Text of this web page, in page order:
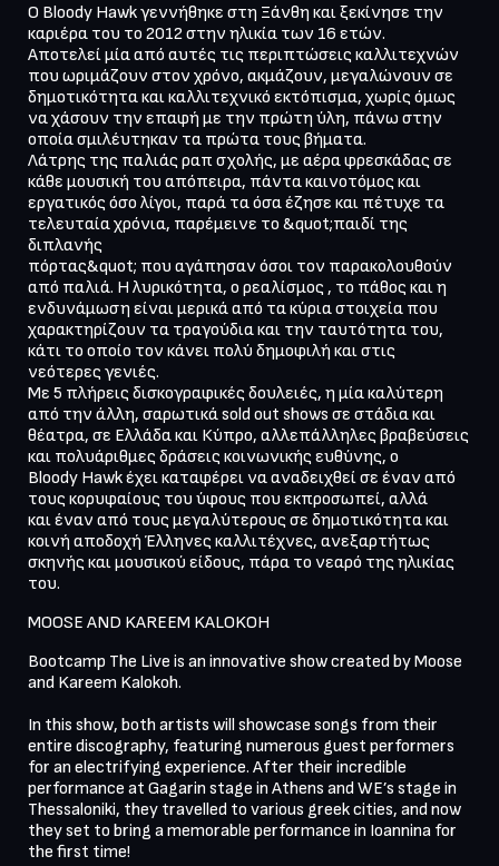
Ο Bloody Hawk γεννήθηκε στη Ξάνθη και ξεκίνησε την
καριέρα του το 2012 στην ηλικία των 16 ετών.
Αποτελεί μία από αυτές τις περιπτώσεις καλλιτεχνών
που ωριμάζουν στον χρόνο, ακμάζουν, μεγαλώνουν σε
δημοτικότητα και καλλιτεχνικό εκτόπισμα, χωρίς όμως
να χάσουν την επαφή με την πρώτη ύλη, πάνω στην
οποία σμιλέυτηκαν τα πρώτα τους βήματα.
Λάτρης της παλιάς ραπ σχολής, με αέρα φρεσκάδας σε
κάθε μουσική του απόπειρα, πάντα καινοτόμος και
εργατικός όσο λίγοι, παρά τα όσα έζησε και πέτυχε τα
τελευταία χρόνια, παρέμεινε το &quot;παιδί της
διπλανής
πόρτας&quot; που αγάπησαν όσοι τον παρακολουθούν
από παλιά. H λυρικότητα, ο ρεαλίσμος , το πάθος και η
ενδυνάμωση είναι μερικά από τα κύρια στοιχεία που
χαρακτηρίζουν τα τραγούδια και την ταυτότητα του,
κάτι το οποίο τον κάνει πολύ δημοφιλή και στις
νεότερες γενιές.
Με 5 πλήρεις δισκογραφικές δουλειές, η μία καλύτερη
από την άλλη, σαρωτικά sold out shows σε στάδια και
θέατρα, σε Ελλάδα και Κύπρο, αλλεπάλληλες βραβεύσεις
και πολυάριθμες δράσεις κοινωνικής ευθύνης, ο
Bloody Hawk έχει καταφέρει να αναδειχθεί σε έναν από
τους κορυφαίους του ύφους που εκπροσωπεί, αλλά
και έναν από τους μεγαλύτερους σε δημοτικότητα και
κοινή αποδοχή Έλληνες καλλιτέχνες, ανεξαρτήτως
σκηνής και μουσικού είδους, πάρα το νεαρό της ηλικίας
του.
MOOSE AND KAREEM KALOKOH
Bootcamp The Live is an innovative show created by Moose
and Kareem Kalokoh.
In this show, both artists will showcase songs from their
entire discography, featuring numerous guest performers
for an electrifying experience. After their incredible
performance at Gagarin stage in Athens and WE’s stage in
Thessaloniki, they travelled to various greek cities, and now
they set to bring a memorable performance in Ioannina for
the first time!